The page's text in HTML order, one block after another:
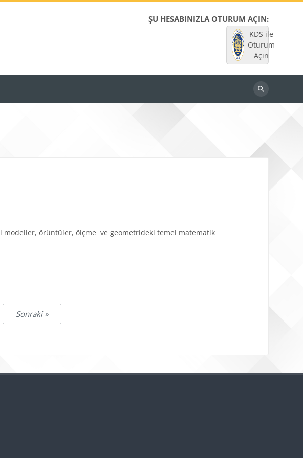
ŞU HESABINIZLA OTURUM AÇIN:
KDS ile
Oturum
Açın
Dersleri
modeller, örüntüler, ölçme ve geometrideki temel matematik
Sonraki »